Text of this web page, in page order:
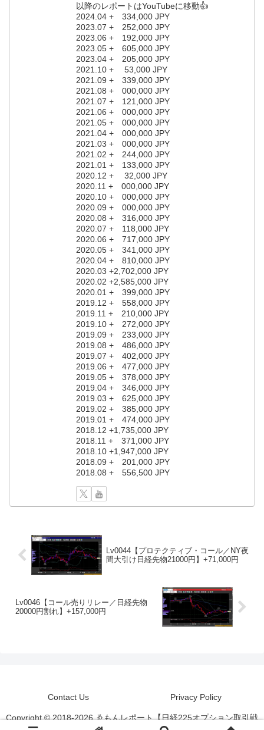
以降のレポートはYouTubeに移動👍
2024.04 + 334,000 JPY
2023.07 + 252,000 JPY
2023.06 + 192,000 JPY
2023.05 + 605,000 JPY
2023.04 + 205,000 JPY
2021.10 + 53,000 JPY
2021.09 + 339,000 JPY
2021.08 + 000,000 JPY
2021.07 + 121,000 JPY
2021.06 + 000,000 JPY
2021.05 + 000,000 JPY
2021.04 + 000,000 JPY
2021.03 + 000,000 JPY
2021.02 + 244,000 JPY
2021.01 + 133,000 JPY
2020.12 + 32,000 JPY
2020.11 + 000,000 JPY
2020.10 + 000,000 JPY
2020.09 + 000,000 JPY
2020.08 + 316,000 JPY
2020.07 + 118,000 JPY
2020.06 + 717,000 JPY
2020.05 + 341,000 JPY
2020.04 + 810,000 JPY
2020.03 +2,702,000 JPY
2020.02 +2,585,000 JPY
2020.01 + 399,000 JPY
2019.12 + 558,000 JPY
2019.11 + 210,000 JPY
2019.10 + 272,000 JPY
2019.09 + 233,000 JPY
2019.08 + 486,000 JPY
2019.07 + 402,000 JPY
2019.06 + 477,000 JPY
2019.05 + 378,000 JPY
2019.04 + 346,000 JPY
2019.03 + 625,000 JPY
2019.02 + 385,000 JPY
2019.01 + 474,000 JPY
2018.12 +1,735,000 JPY
2018.11 + 371,000 JPY
2018.10 +1,947,000 JPY
2018.09 + 201,000 JPY
2018.08 + 556,500 JPY
Lv0044【プロテクティブ・コール／NY夜
間大引け日経先物21000円】+71,000円
Lv0046【コール売りリレー／日経先物
20000円割れ】+157,000円
Contact Us Privacy Policy
Copyright © 2018-2026 ゑもんレポート【日経225オプション取引戦